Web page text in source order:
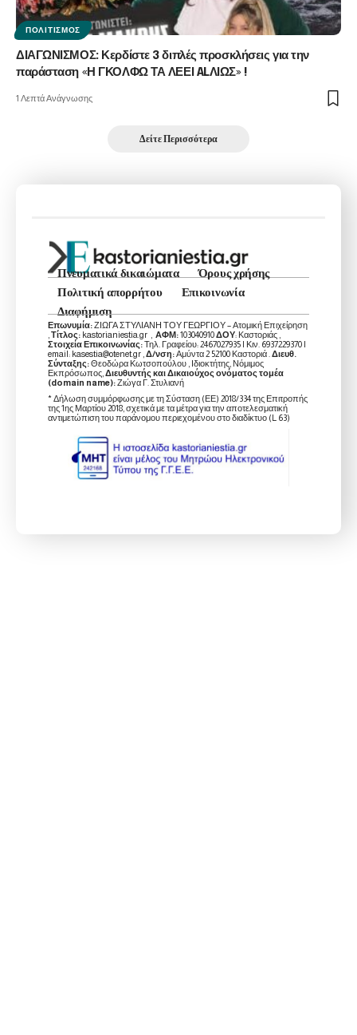
ΠΟΛΙΤΙΣΜΌΣ
ΔΙΑΓΩΝΙΣΜΟΣ: Κερδίστε 3 διπλές προσκλήσεις για την
παράσταση «Η ΓΚΟΛΦΩ ΤΑ ΛΕΕΙ ALΛΙΩΣ» !
1 Λεπτά Ανάγνωσης
Δείτε Περισσότερα
Πνευματικά δικαιώματα
Όρους χρήσης
Πολιτική απορρήτου
Επικοινωνία
Διαφήμιση
Επωνυμία:ΖΙΩΓΑ ΣΤΥΛΙΑΝΗ ΤΟΥ ΓΕΩΡΓΙΟΥ – Ατομική Επιχείρηση
Τίτλος: kastorianiestia.gr , ΑΦΜ:103040910ΔΟΥ: Καστοριάς ,
Στοιχεία Επικοινωνίας:Τηλ. Γραφείου: 2467027935 | Κιν. 6937229370 |
email: kasestia@otenet.gr , Δ/νση:Αμύντα 2 52100 Καστοριά . Διευθ.
Σύνταξης:Θεοδώρα Κωτσοπούλου , Ιδιοκτήτης, Νόμιμος
Εκπρόσωπος, Διευθυντής και Δικαιούχος ονόματος τομέα
(domain name):Ζιώγα Γ. Στυλιανή
* Δήλωση συμμόρφωσης με τη Σύσταση (ΕΕ) 2018/334 της Επιτροπής
της 1ης Μαρτίου 2018, σχετικά με τα μέτρα για την αποτελεσματική
αντιμετώπιση του παράνομου περιεχομένου στο διαδίκτυο (L 63)